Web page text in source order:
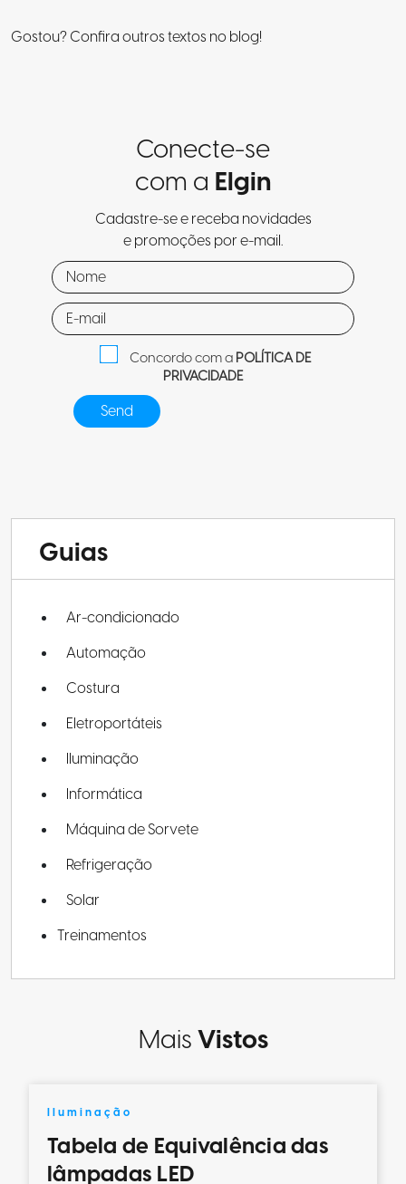
Gostou? Confira outros textos no blog!
Conecte-se
com a Elgin
Cadastre-se e receba novidades
e promoções por e-mail.
Concordo com aPOLÍTICA DE
PRIVACIDADE
Guias
Ar-condicionado
Automação
Costura
Eletroportáteis
Iluminação
Informática
Máquina de Sorvete
Refrigeração
Solar
Treinamentos
MaisVistos
Iluminação
Tabela de Equivalência das
lâmpadas LED